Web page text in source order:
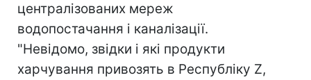
централізованих мереж
водопостачання і каналізації.
"Невідомо, звідки і які продукти
харчування привозять в Республіку Z,